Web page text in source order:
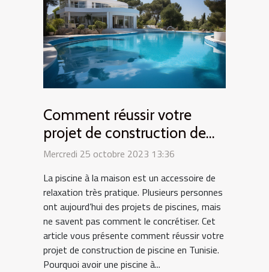
Comment réussir votre
projet de construction de
piscine en Tunisie ?
Mercredi 25 octobre 2023 13:36
La piscine à la maison est un accessoire de
relaxation très pratique. Plusieurs personnes
ont aujourd’hui des projets de piscines, mais
ne savent pas comment le concrétiser. Cet
article vous présente comment réussir votre
projet de construction de piscine en Tunisie.
Pourquoi avoir une piscine à...